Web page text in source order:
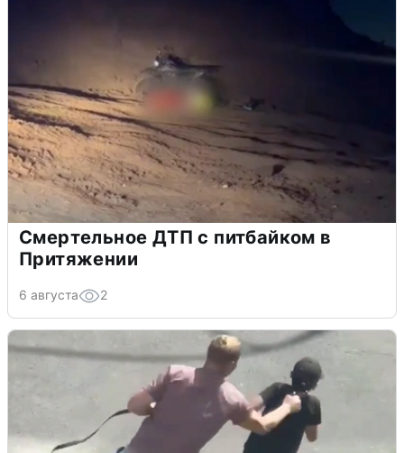
Смертельное ДТП с питбайком в
Притяжении
6 августа 2